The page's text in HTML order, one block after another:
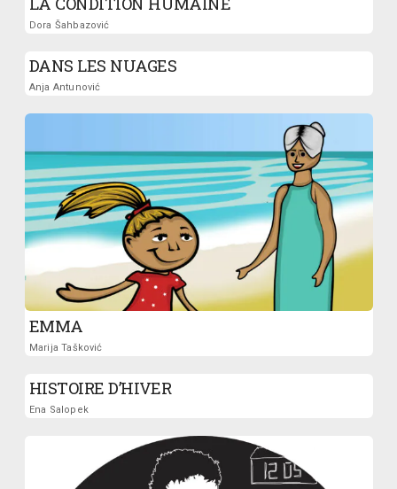
Dora Šahbazović
DANS LES NUAGES
Anja Antunović
EMMA
Marija Tašković
HISTOIRE D’HIVER
Ena Salopek